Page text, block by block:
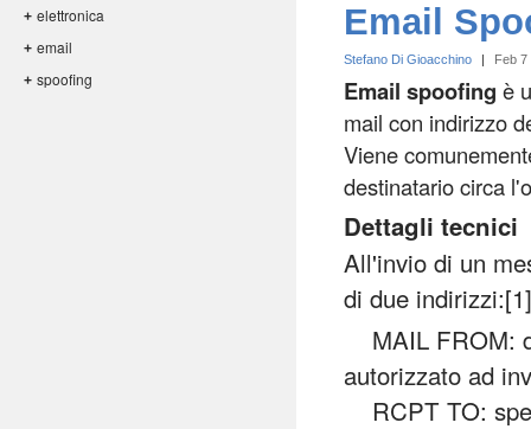
+ elettronica
+ email
+ spoofing
Email
Stefano Di Gioacchino | Feb 7
Email spoofing è
mail con indirizzo
Viene
destinatario circa
Dettagli tecnici
All'invio di un
di due indirizzi:[1]
MAIL FROM:
autorizzato ad
RCPT TO: